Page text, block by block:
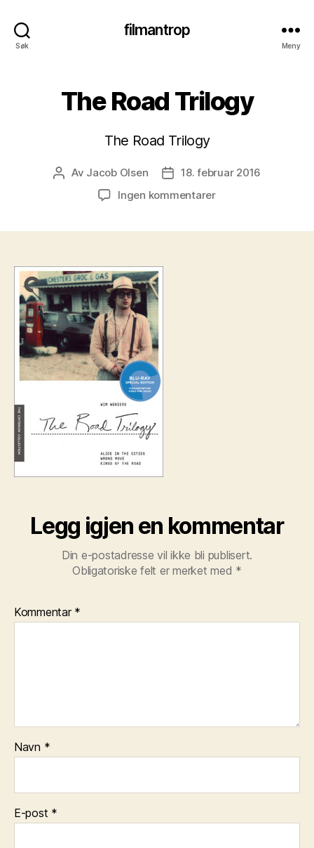
Søk
filmantrop
Meny
The Road Trilogy
The Road Trilogy
Innleggsforfatter
Av Jacob Olsen Publiseringsdato
18. februar 2016
Ingen kommentarertil
Legg igjen en kommentar
Din e-postadresse vil ikke bli publisert.
Obligatoriske felt er merket med *
Kommentar *
Navn *
E-post *